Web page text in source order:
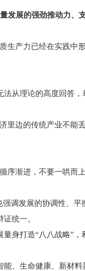
发展的强劲推动力、
生产力已经在实践
从理论的高度回答
里边的传统产业不
序渐进，不要一哄而
调发展的协调性、
统一。
身打造“八八战略”
、生命健康、新材